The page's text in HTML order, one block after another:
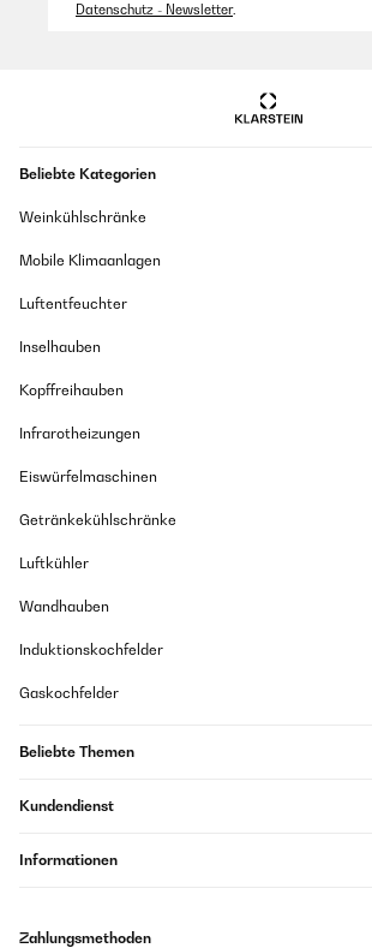
Datenschutz - Newsletter.
Beliebte Kategorien
Weinkühlschränke
Mobile Klimaanlagen
Luftentfeuchter
Inselhauben
Kopffreihauben
Infrarotheizungen
Eiswürfelmaschinen
Getränkekühlschränke
Luftkühler
Wandhauben
Induktionskochfelder
Gaskochfelder
Beliebte Themen
Kundendienst
Informationen
Zahlungsmethoden